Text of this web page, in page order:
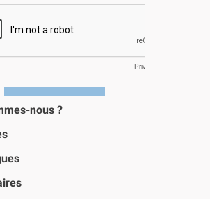
nous ?